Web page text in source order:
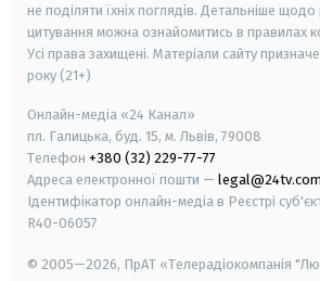
не поділяти їхніх поглядів. Детальніше
цитування можна ознайомитись в правилах
Усі права захищені. Матеріали сайту
року (21+)
Онлайн-медіа «24 Канал»
пл. Галицька, буд. 15, м. Львів, 79008
Телефон +380 (32) 229-77-77
Адреса електронної пошти —
Ідентифікатор онлайн-медіа в Реєстрі
R40-06057
© 2005—2026, ПрАТ «Телерадіокомпанія